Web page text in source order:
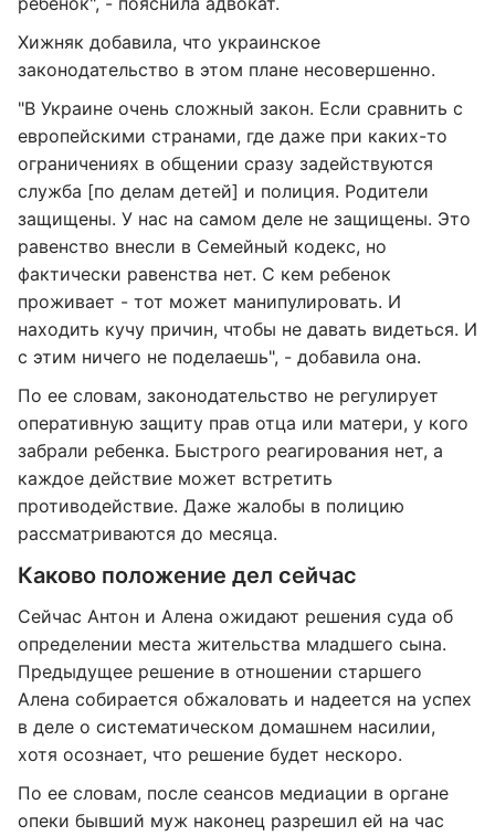
Хижняк добавила, что украинское
законодательство в этом плане несовершенно.
"В Украине очень сложный закон. Если сравнить с
европейскими странами, где даже при каких-то
ограничениях в общении сразу задействуются
служба [по делам детей] и полиция. Родители
защищены. У нас на самом деле не защищены. Это
равенство внесли в Семейный кодекс, но
фактически равенства нет. С кем ребенок
проживает - тот может манипулировать. И
находить кучу причин, чтобы не давать видеться. И
с этим ничего не поделаешь", - добавила она.
По ее словам, законодательство не регулирует
оперативную защиту прав отца или матери, у кого
забрали ребенка. Быстрого реагирования нет, а
каждое действие может встретить
противодействие. Даже жалобы в полицию
рассматриваются до месяца.
Каково положение дел сейчас
Сейчас Антон и Алена ожидают решения суда об
определении места жительства младшего сына.
Предыдущее решение в отношении старшего
Алена собирается обжаловать и надеется на успех
в деле о систематическом домашнем насилии,
хотя осознает, что решение будет нескоро.
По ее словам, после сеансов медиации в органе
опеки бывший муж наконец разрешил ей на час